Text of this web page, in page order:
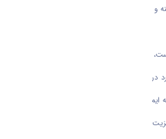
و چالش‌های زیست محیطی بسیار پایین تری
در توضیحی ساده از طرحش می‌گوید: ما به
در صنعت جداسازی گاز دی اکسید کربن که
در این نوع جدید از غشا‌ها ، از فناوری نانو
غشا‌های معدنی و پلیمری به طور همزمان